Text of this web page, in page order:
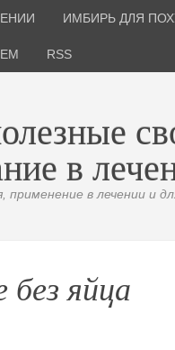
ИМБИРЬ ДЛЯ
RSS
в
в лечении и
яйца